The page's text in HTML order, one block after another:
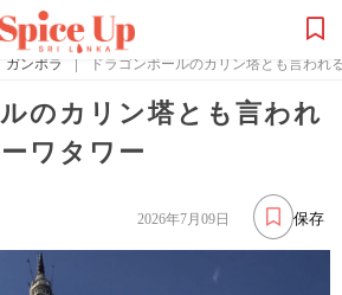
ガンポラ | ドラゴンボールのカリン塔とも言われ
のカリン塔とも言われ
ワタワー
保存
2026年7月09日